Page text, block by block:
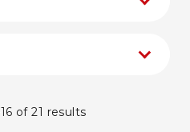
of 21 results